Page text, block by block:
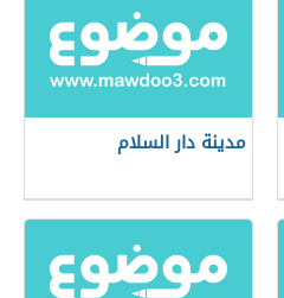
مدينة دار السلام